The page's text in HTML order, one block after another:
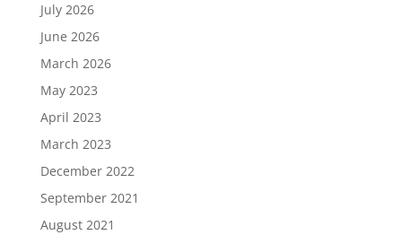
July 2026
June 2026
March 2026
May 2023
April 2023
March 2023
December 2022
September 2021
August 2021